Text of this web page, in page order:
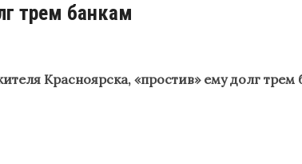
трем банкам
Красноярска, «простив» ему долг трем